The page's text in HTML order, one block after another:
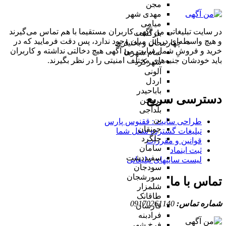
مجن
مهدی شهر
میامی
بازگشت
چهارمحال و بختیاری
تمام شهر‌ها
شهرکرد
آلونی
اردل
باباحیدر
بروجن
بلداجی
بن
جونقان
چلگرد
سامان
سفیددشت
سودجان
سورشجان
شلمزار
طاقانک
فارسان
فرادبنه
در سایت تبلیغاتی من آگهی کاربران مستقیما با هم تماس می‌گیرند
و هیچ واسطه‌ای در این میان وجود ندارد، پس دقت فرمایید که در
خرید و فروشِ شما، سایت من آگهی هیچ دخالتی نداشته و کاربران
باید خودشان جنبه‌های مختلف امنیتی را در نظر بگیرند.
دسترسی سریع
طراحی سایت :‌ ققنوس پارس
تبلیغات گسترده شغل شما
قوانین و مقررات
ثبت اینماد
لیست سایتهای تبلیغاتی
تماس با ما
شماره تماس: 09170261140